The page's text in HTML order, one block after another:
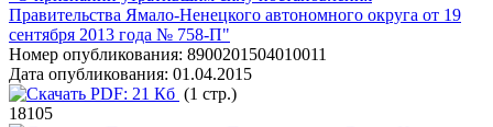
Правительства Ямало-Ненецкого автономного округа от 19
сентября 2013 года № 758-П"
Номер опубликования: 8900201504010011
Дата опубликования: 01.04.2015
PDF: 21 Кб (1 стр.)
18105